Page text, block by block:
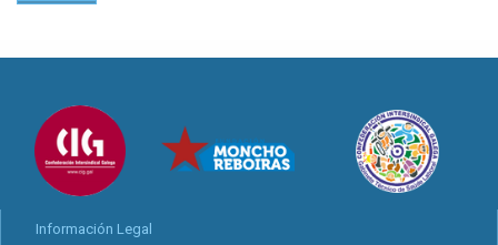
Información Legal